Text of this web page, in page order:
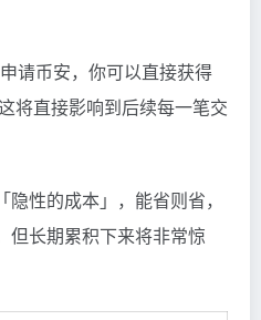
请币安，你可以直接获得
将直接影响到后续每一笔交
性的成本」，能省则省，
但长期累积下来将非常惊